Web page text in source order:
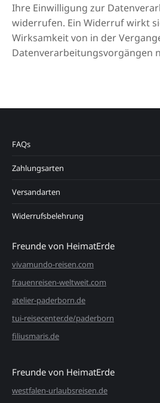
Ihre Einwilligung zur
widerrufen. Ein Widerruf wirkt
Wirksamkeit von in der
Datenverarbeitungsvorgängen
FAQs
Zahlungsarten
Versandarten
Widerrufsbelehrung
Freunde von HeimatErde
vivamundo-reisen.com
frauenreisen-weltweit.com
atelier-paderborn.de
tui-reisecenter.de/paderborn
filiusmaris.de
Freunde von HeimatErde
westfalen-urlaubsreisen.de